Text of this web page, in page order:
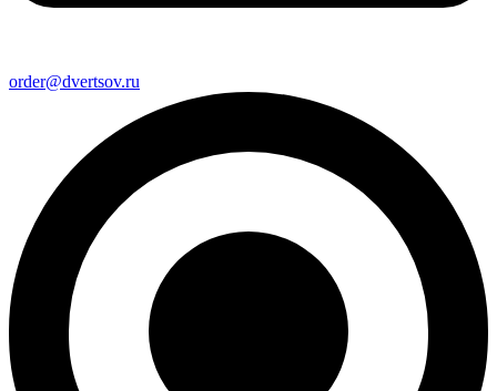
order@dvertsov.ru